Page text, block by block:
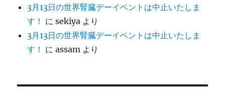
3月13日の世界腎臓デーイベントは中止いたしま
す！ にsekiya より
3月13日の世界腎臓デーイベントは中止いたしま
す！ にassam より